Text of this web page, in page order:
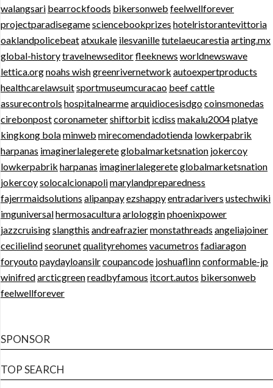
walangsari bearrockfoods bikersonweb feelwellforever
projectparadisegamesciencebookprizes hotelristorantevittoria
oaklandpolicebeatatxukale ilesvanilletutelaeucarestiaarting.mx
global-historytravelnewseditorfleeknews worldnewswave
lettica.orgnoahs wishgreenrivernetwork autoexpertproducts
healthcarelawsuitsportmuseumcuracao beef cattle
assurecontrols hospitalnearmearquidiocesisdgocoinsmonedas
cirebonpostcoronametershiftorbit icdiss makalu2004platye
kingkong bolaminweb mirecomendadotienda lowkerpabrik
harpanas imaginerlalegereteglobalmarketsnation jokercoy
lowkerpabrik harpanas imaginerlalegereteglobalmarketsnation
jokercoysolocalcionapolimarylandpreparedness
fajerrmaidsolutions alipanpayezshappyentradarivers ustechwiki
imguniversalhermosaculturaarlologginphoenixpower
jazzcruisingslangthis andreafraziermonstathreads angeliajoiner
cecilielindseorunetqualityrehomes vacumetros fadiaragon
foryoutopaydayloansilrcoupancode joshuaflinnconformable-jp
winifredarcticgreenreadbyfamous itcort.autos bikersonweb
feelwellforever
SPONSOR
TOP SEARCH